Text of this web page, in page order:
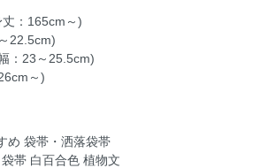
：165cm～)
22.5cm)
：23～25.5cm)
～)
め 袋帯・洒落袋帯
帯 白百合色 植物文